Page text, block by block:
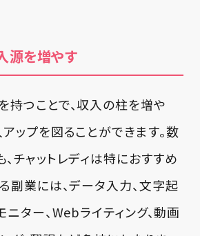
源を増やす
持つことで、収入の柱を増や
ップを図ることができます。数
チャットレディは特におすすめ
副業には、データ入力、文字起
ニター、Webライティング、動画